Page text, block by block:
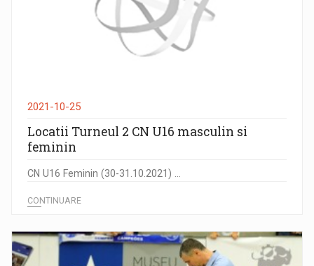
2021-10-25
Locatii Turneul 2 CN U16 masculin si
feminin
CN U16 Feminin (30-31.10.2021) ...
CONTINUARE